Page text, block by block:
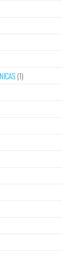
(1)